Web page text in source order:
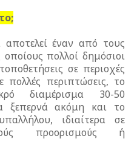
έναν από τους
πολλοί δημόσιοι
σε περιοχές
πολλές περιπτώσεις, το
διαμέρισμα 30-50
ξεπερνά ακόμη και το
ιδιαίτερα σε
προορισμούς ή